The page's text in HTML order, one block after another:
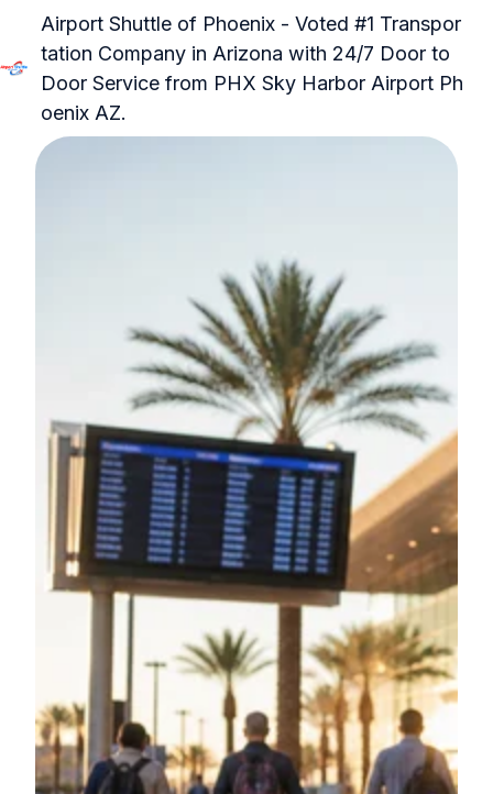
Airport Shuttle of Phoenix - Voted #1 Transpor
tation Company in Arizona with 24/7 Door to
Door Service from PHX Sky Harbor Airport Ph
oenix AZ.